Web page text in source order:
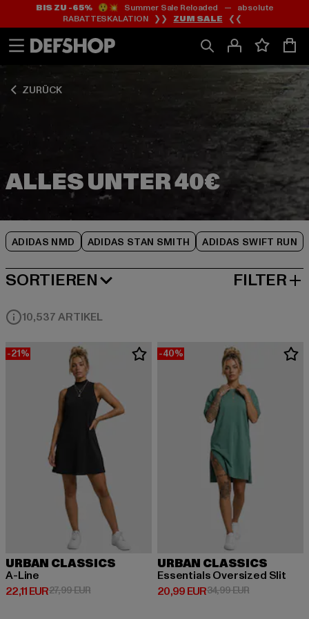
Zum
Inhalt
springen
Zum
Fußzeile
springen
BIS ZU -65%😲💥 Summer Sale Reloaded — absolute
RABATTESKALATION ❯❯ ZUM SALE ❮❮
ZURÜCK
ADIDAS NMD ADIDAS STAN SMITH ADIDAS SWIFT RUN
Zum
Produktraster
springen
SORTIEREN
BELIEBTESTE FILTER
10,537 ARTIKEL
-21%
URBAN CLASSICS
A-Line
22,11 EUR
Derzeitiger Preis: 22,11 EUR
27,99 EURAktionspreis: 27,99 EUR
-40%
URBAN CLASSICS
Essentials Oversized Slit
20,99 EUR
Derzeitiger Preis: 20,99 EUR
34,99 EURAktionspreis: